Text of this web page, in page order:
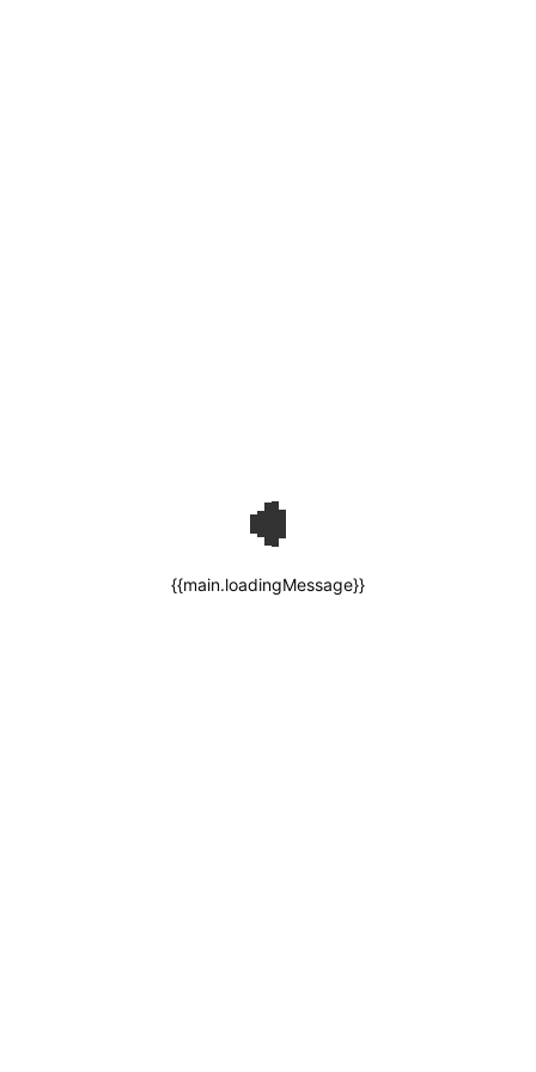
{{main.loadingMessage}}